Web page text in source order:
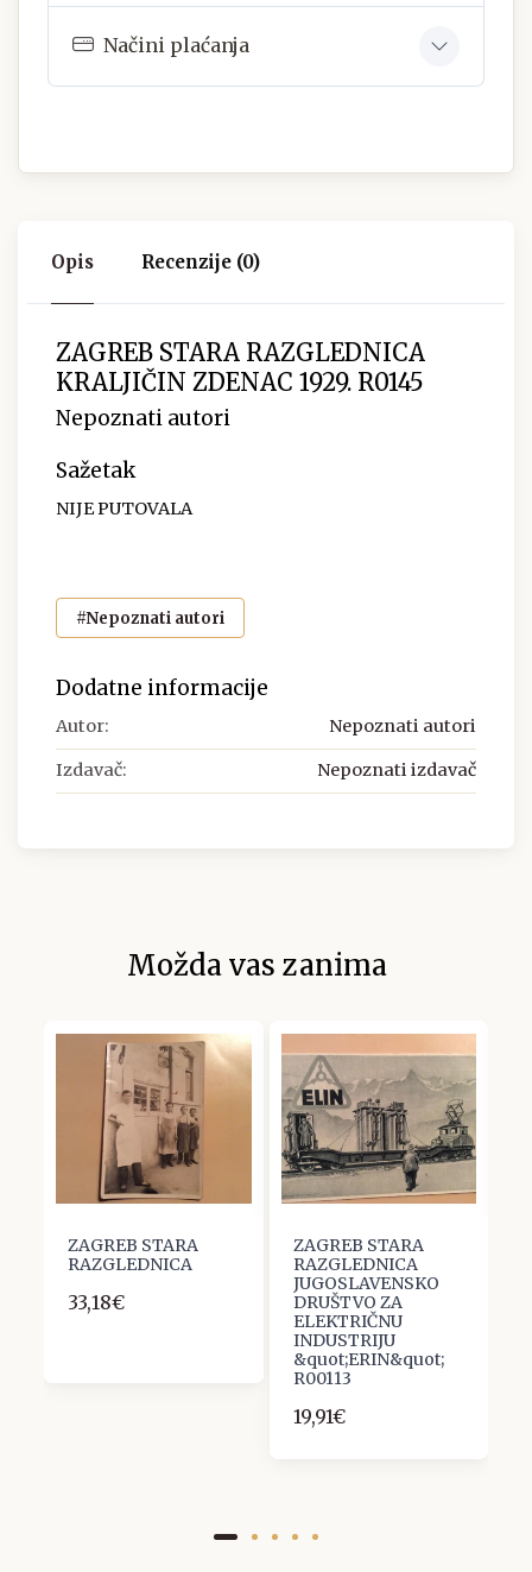
Načini plaćanja
Opis Recenzije (0)
ZAGREB STARA RAZGLEDNICA
KRALJIČIN ZDENAC 1929. R0145
Nepoznati autori
Sažetak
NIJE PUTOVALA
#Nepoznati autori
Dodatne informacije
Autor: Nepoznati autori
Izdavač: Nepoznati izdavač
Možda vas zanima
ZAGREB STARA
RAZGLEDNICA
33,18€
ZAGREB STARA
RAZGLEDNICA
JUGOSLAVENSKO
DRUŠTVO ZA
ELEKTRIČNU
INDUSTRIJU
&quot;ERIN&quot;
R00113
19,91€